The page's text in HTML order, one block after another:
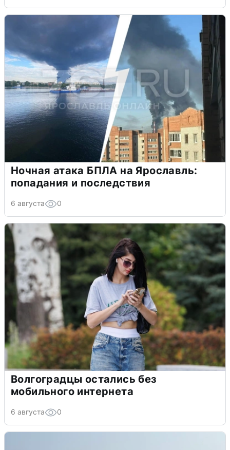
Ночная атака БПЛА на Ярославль:
попадания и последствия
6 августа 0
Волгоградцы остались без
мобильного интернета
6 августа 0